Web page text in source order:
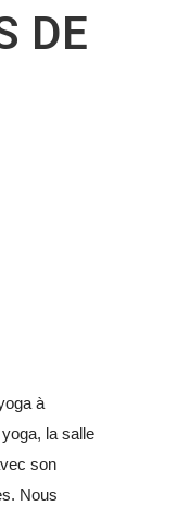
DE
à
la salle
son
Nous